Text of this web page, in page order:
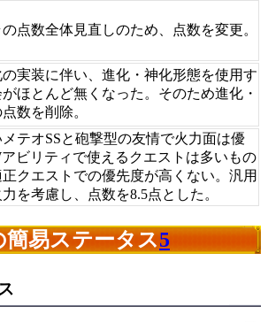
点数全体見直しのため、点数を変更。
実装に伴い、進化・神化形態を使用す
がほとんど無くなった。そのため進化・
数を削除。
テオSSと砲撃型の友情で火力面は優
ビリティで使えるクエストは多いもの
クエストでの優先度が高くない。汎用
を考慮し、点数を8.5点とした。
易ステータス5